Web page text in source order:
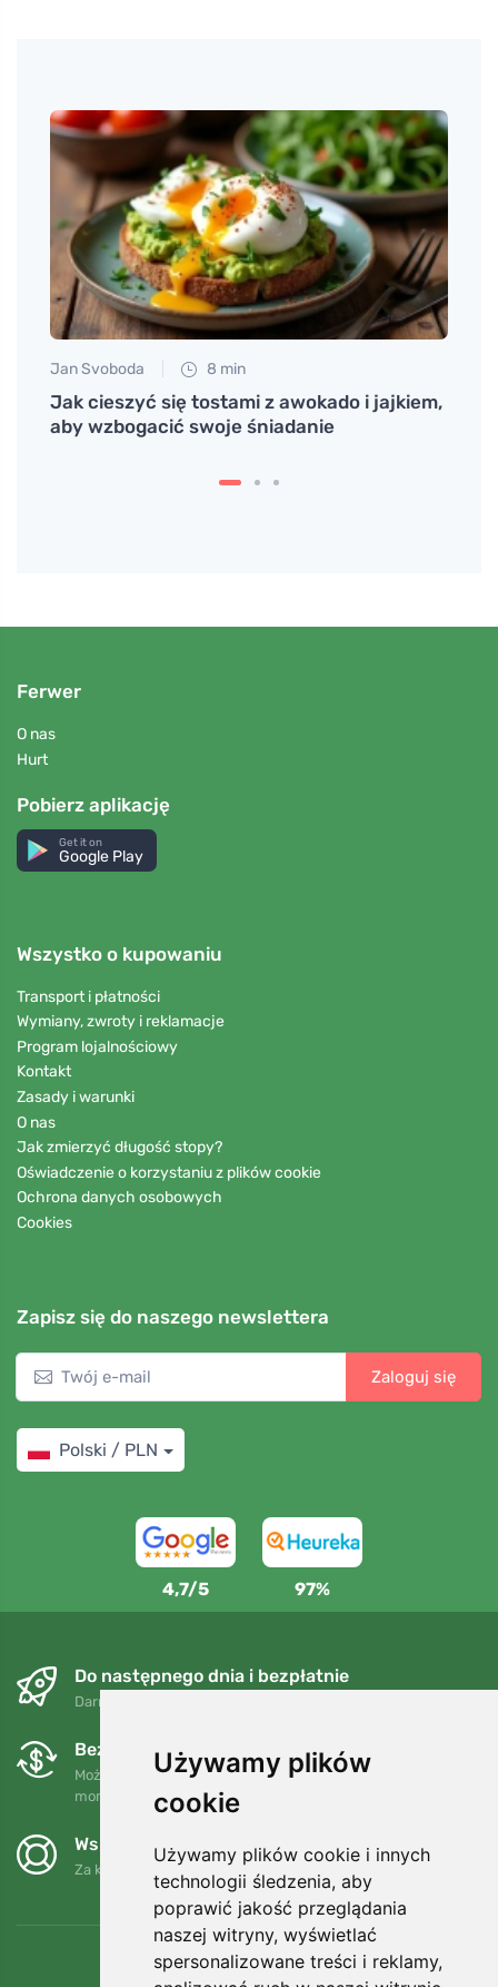
Używamy plików
cookie
Używamy plików cookie i innych
technologii śledzenia, aby
poprawić jakość przeglądania
naszej witryny, wyświetlać
spersonalizowane treści i reklamy,
Jan Svoboda 8 min
Jak cieszyć się tostami z awokado i jajkiem,
aby wzbogacić swoje śniadanie
Ferwer
O nas
Hurt
Pobierz aplikację
Get it on
Google Play
Wszystko o kupowaniu
Transport i płatności
Wymiany, zwroty i reklamacje
Program lojalnościowy
Kontakt
Zasady i warunki
O nas
Jak zmierzyć długość stopy?
Oświadczenie o korzystaniu z plików cookie
Ochrona danych osobowych
Cookies
Zapisz się do naszego newslettera
Zaloguj się
Polski / PLN
4,7/5 97%
Do następnego dnia i bezpłatnie
Darmowa wysyłka dla zamówień powyżej 250 PLN
Bezpłatne wymiany i zwroty
Możesz zwrócić lub wymienić swoje zamówienie w dowolnym
momencie w ciągu 90 dni.
Wspieramy Trees.org
Za każde zamówienie sadzimy drzewo! Czytaj więcej